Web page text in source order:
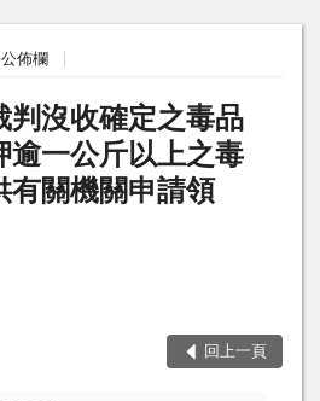
佈欄
判沒收確定之毒品
逾一公斤以上之毒
有關機關申請領
回上一頁